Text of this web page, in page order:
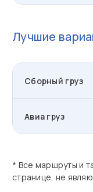
Лучшие
Сборный груз
Авиа груз
* Все маршруты и
странице, не